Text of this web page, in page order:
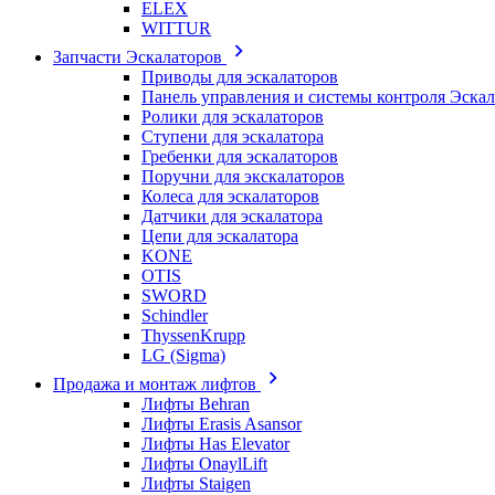
ELEX
WITTUR
Запчасти Эскалаторов
Приводы для эскалаторов
Панель управления и системы контроля
Ролики для эскалаторов
Ступени для эскалатора
Гребенки для эскалаторов
Поручни для экскалаторов
Колеса для эскалаторов
Датчики для эскалатора
Цепи для эскалатора
KONE
OTIS
SWORD
Schindler
ThyssenKrupp
LG (Sigma)
Продажа и монтаж лифтов
Лифты Behran
Лифты Erasis Asansor
Лифты Has Elevator
Лифты OnaylLift
Лифты Staigen